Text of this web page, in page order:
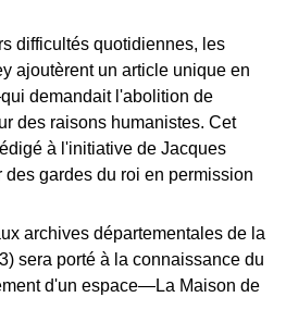
difficultés quotidiennes, les
ajoutèrent un article unique en
demandait l'abolition de
des raisons humanistes. Cet
à l'initiative de Jacques
gardes du roi en permission
archives départementales de la
sera porté à la connaissance du
d'un espace—La Maison de